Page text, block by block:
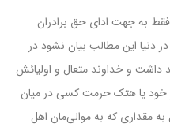
به جهت ادای حق برادران
دنیا این مطالب بیان نشود در
داشت و خداوند متعال و اولیائش
خود یا هتک حرمت کسی در میان
به مقداری که به موالی‌مان اهل